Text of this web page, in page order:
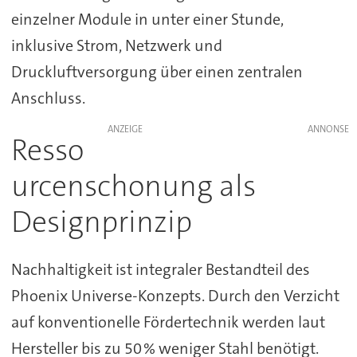
einzelner Module in unter einer Stunde,
inklusive Strom, Netzwerk und
Druckluftversorgung über einen zentralen
Anschluss.
ANZEIGE
Resso
urcenschonung als
Designprinzip
Nachhaltigkeit ist integraler Bestandteil des
Phoenix Universe-Konzepts. Durch den Verzicht
auf konventionelle Fördertechnik werden laut
Hersteller bis zu 50 % weniger Stahl benötigt.